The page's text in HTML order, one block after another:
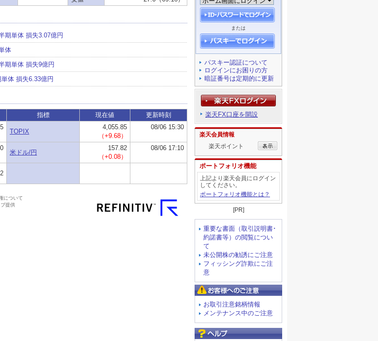
または
パスキー認証について
ログインにお困りの方
暗証番号は定期的に更新
楽天FX口座を開設
楽天会員情報
楽天ポイント
ポートフォリオ機能
上記より楽天会員にログイン
してください。
ポートフォリオ機能とは？
[PR]
重要な書面（取引説明書･
約諾書等）の閲覧につい
て
未公開株の勧誘にご注意
フィッシング詐欺にご注
意
お取引注意銘柄情報
メンテナンス中のご注意